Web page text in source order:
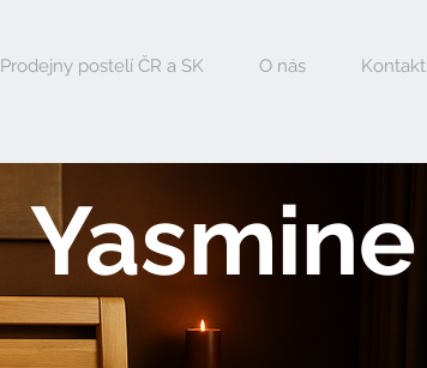
Prodejny postelí ČR a SK O nás Kontakt
Yasmine